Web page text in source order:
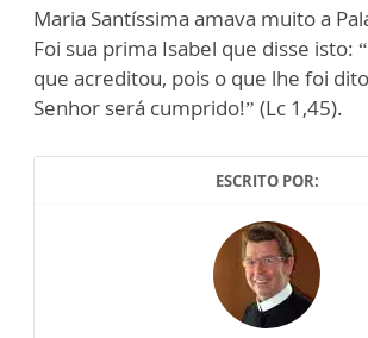
Maria Santíssima amava muito a
Foi sua prima Isabel que disse isto:
que acreditou, pois o que lhe foi
Senhor será cumprido!” (Lc 1,45).
ESCRITO POR: